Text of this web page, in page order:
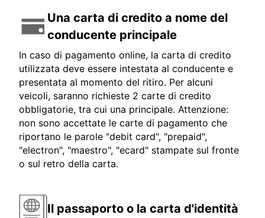
Una carta di credito a nome del
conducente principale
In caso di pagamento online, la carta di credito
utilizzata deve essere intestata al conducente e
presentata al momento del ritiro. Per alcuni
veicoli, saranno richieste 2 carte di credito
obbligatorie, tra cui una principale. Attenzione:
non sono accettate le carte di pagamento che
riportano le parole "debit card", "prepaid",
"electron", "maestro", "ecard" stampate sul fronte
o sul retro della carta.
Il passaporto o la carta d'identità